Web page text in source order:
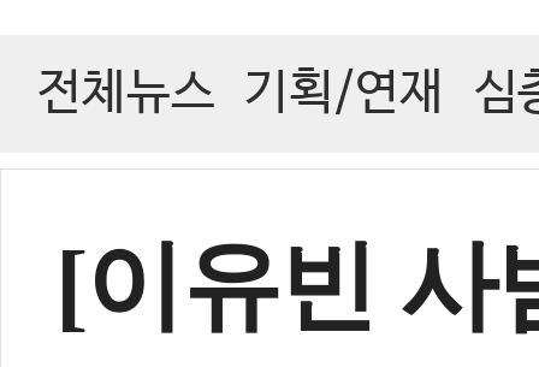
전체뉴스 기획/연재 심
[이유빈 사